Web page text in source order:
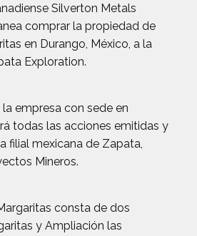
Silverton Metals
comprar la propiedad de
en Durango, México, a la
Exploration.
empresa con sede en
todas las acciones emitidas y
filial mexicana de Zapata,
Mineros.
consta de dos
y Ampliación las